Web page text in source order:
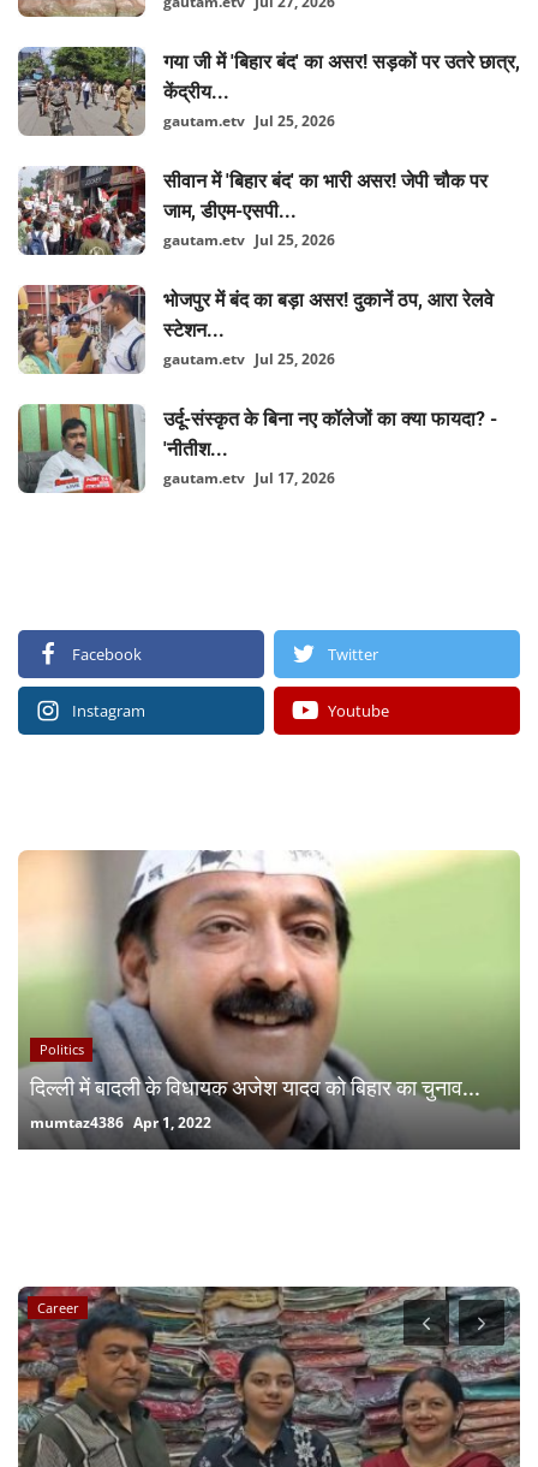
गया जी में 'बिहार बंद' का असर! सड़कों पर उतरे छात्र,
केंद्रीय...
gautam.etv Jul 25, 2026
सीवान में 'बिहार बंद' का भारी असर! जेपी चौक पर
जाम, डीएम-एसपी...
gautam.etv Jul 25, 2026
भोजपुर में बंद का बड़ा असर! दुकानें ठप, आरा रेलवे
स्टेशन...
gautam.etv Jul 25, 2026
उर्दू-संस्कृत के बिना नए कॉलेजों का क्या फायदा? -
'नीतीश...
gautam.etv Jul 17, 2026
Facebook Twitter
Instagram Youtube
Politics
दिल्ली में बादली के विधायक अजेश यादव को बिहार का चुनाव...
mumtaz4386 Apr 1, 2022
Career